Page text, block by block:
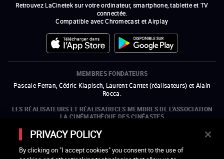
Retrouvez LaCinetek sur votre ordinateur, smartphone, tablette et TV
connectée.
Compatible avec Chromecast et Airplay
MEMBRES FONDATEURS
Pascale Ferran, Cédric Klapisch, Laurent Cantet (réalisateurs) et Alain
Rocca.
LES RÉALISATEURS ET RÉALISATRICES MEMBRES DE L'ASSOCIATION
LA CINÉMATHÈQUE DES CINÉASTES
Olivier Assayas, Bertrand Bonello, Michel Hazanavicius (représentant de
l'ARP), Rebecca Zlotowski et Mikael Buch (représentant de la SRF)
LES ORGANISMES MEMBRES DE L'ASSOCIATION LA CINÉMATHÈQUE
PRIVACY POLICY
By clicking on "I accept cookies" you consent to the use of